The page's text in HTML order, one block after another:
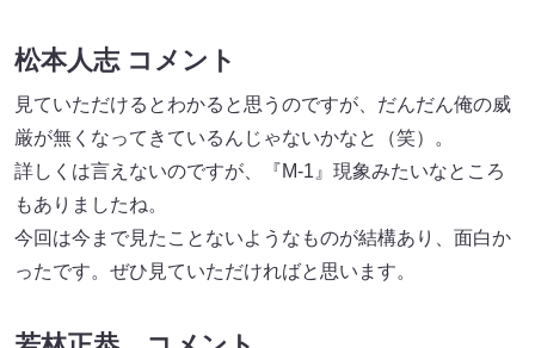
松本人志 コメント
見ていただけるとわかると思うのですが、だんだん俺の威
厳が無くなってきているんじゃないかなと（笑）。
詳しくは言えないのですが、『M-1』現象みたいなところ
もありましたね。
今回は今まで見たことないようなものが結構あり、面白か
ったです。ぜひ見ていただければと思います。